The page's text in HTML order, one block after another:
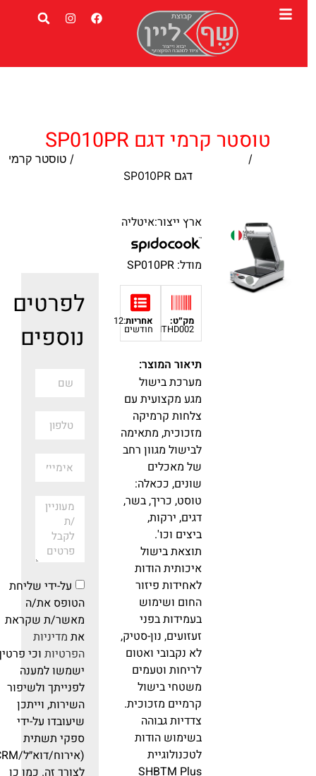
טוסטר קרמי דגם SP010PR
טוסטרים תעשייתיים ומכשירי חימום
/ טוסטר קרמי
דגם SP010PR
ארץ ייצור:איטליה
מודל: SP010PR
מק״ט:
ITHD002
אחריות:12
חודשים
תיאור המוצר:
מערכת בישול
מגע מקצועית עם
צלחות קרמיקה
מזכוכית, מתאימה
לבישול מגוון רחב
של מאכלים
שונים, ככאלה:
טוסט, כריך, בשר,
דגים, ירקות,
ביצים וכו'.
תוצאת בישול
איכותית הודות
לאחידות פיזור
החום ושימוש
בעמידות בפני
זעזועים, נון-סטיק,
לא נקבובי ואטום
לריחות וטעמים
משטחי בישול
קרמיים מזכוכית.
צדדיות גבוהה
בשימוש הודות
לטכנולוגיית
SHBTM Plus
לפרטים
נוספים
על-ידי שליחת
הטופס את/ה
מאשר/ת שקראת
אתמדיניות
הפרטיותוכי פרטיך
ישמשו למענה
לפנייתך ולשיפור
השירות, וייתכן
שיעובדו על-ידי
ספקי תשתית
(אירוח/דוא״ל/CRM)
לצורך זה. כמו כן